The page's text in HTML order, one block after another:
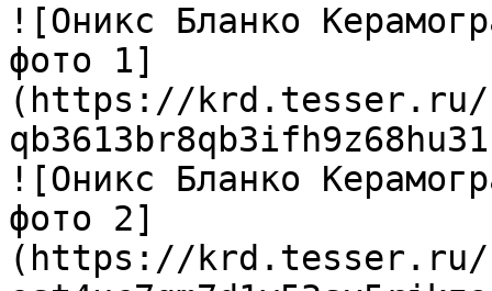
![Оникс Бланко
фото 1]
(https://krd.tesser.ru/
![Оникс Бланко
фото 2]
(https://krd.tesser.ru/